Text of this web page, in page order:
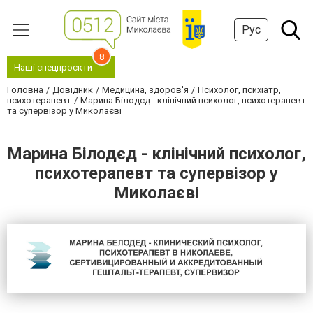
Рус
Наші спецпроєкти
8
Головна Довідник Медицина, здоров'я
Психолог, психіатр,
психотерапевт
Марина Білодєд - клінічний психолог, психотерапевт
та супервізор у Миколаєві
Марина Білодєд - клінічний психолог,
психотерапевт та супервізор у
Миколаєві